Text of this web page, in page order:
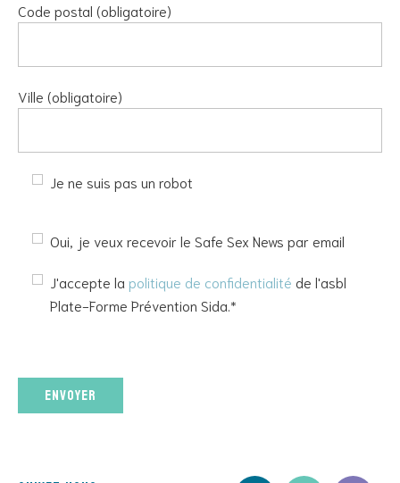
Code postal (obligatoire)
Ville (obligatoire)
Je ne suis pas un robot
Oui, je veux recevoir le Safe Sex News par email
J'accepte la politique de confidentialité de l'asbl
Plate-Forme Prévention Sida.*
laisser
ce